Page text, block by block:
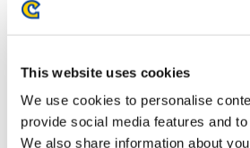
This website uses cookies
We use cookies to personalise
provide social media features and
We also share information about